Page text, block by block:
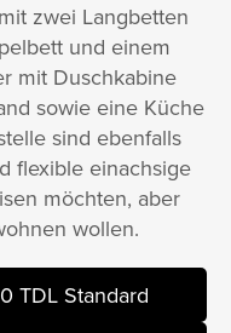
zwei Langbetten
und einem
mit Duschkabine
sowie eine Küche
sind ebenfalls
flexible einachsige
möchten, aber
wollen.
TDL Standard